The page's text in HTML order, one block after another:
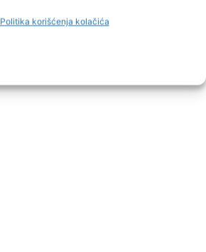
Politika korišćenja kolačića